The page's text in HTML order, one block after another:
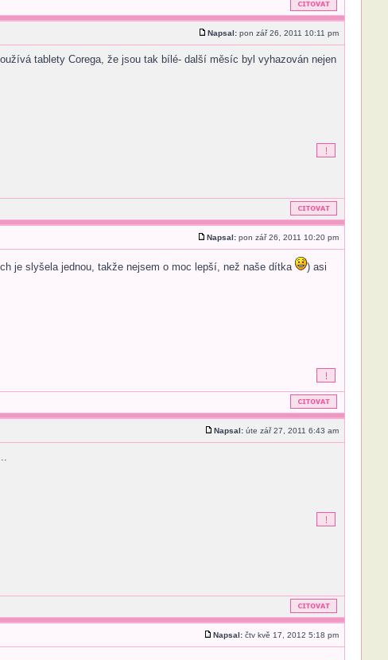
Napsal:pon zář 26, 2011 10:11 pm
tablety Corega, že jsou tak bílé- další měsíc byl vyhazován nejen
Napsal:pon zář 26, 2011 10:20 pm
je slyšela jednou, takže nejsem o moc lepší, než naše dítka
) asi
Napsal:úte zář 27, 2011 6:43 am
Napsal:čtv kvě 17, 2012 5:18 pm